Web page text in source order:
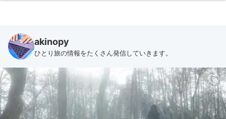
akinopy
ひとり旅の情報をたくさん発信していきます。